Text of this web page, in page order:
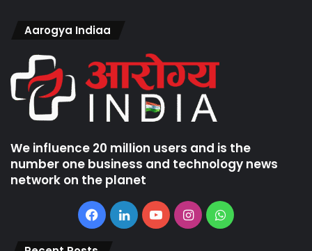
Aarogya Indiaa
We influence 20 million users and is the
number one business and technology news
network on the planet
Facebook
LinkedInYouTubeInstagramWhatsApp